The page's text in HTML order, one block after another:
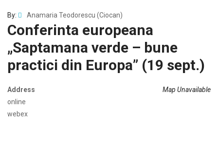
By: Anamaria Teodorescu (Ciocan)
Conferinta europeana
„Saptamana verde – bune
practici din Europa” (19 sept.)
Map Unavailable
Address
online
webex